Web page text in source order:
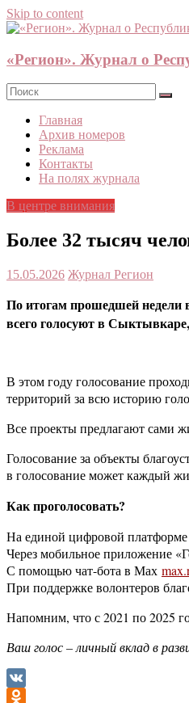
Skip to content
«Регион». Журнал о
Главная
Архив номеров
Реклама
Контакты
На полях журнала
В центре внимания
Более 32 тысяч
15.05.2026 Журнал Регион
По итогам прошедшей недели
всего голосуют в
В этом году голосование
территорий за всю историю
Все проекты предлагают сами
Голосование за объекты
в голосование может каждый
Как проголосовать?
На единой цифровой платформе
Через мобильное приложение
С помощью чат-бота в Мах
При поддержке волонтеров
Напомним, что с 2021 по 2025
Ваш голос – личный вклад в
VK